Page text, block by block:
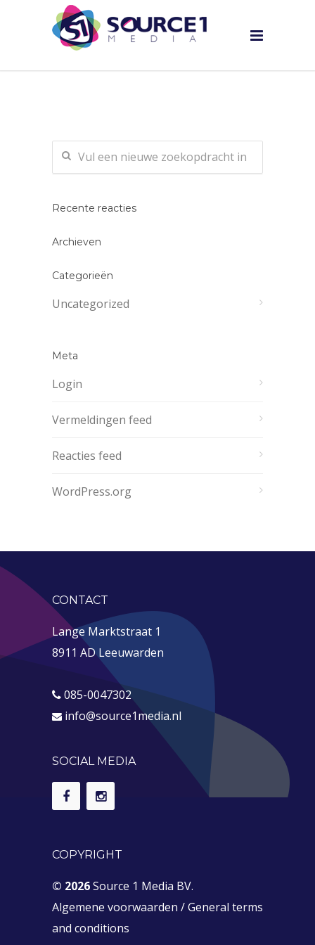
Recente reacties
Archieven
Categorieën
Uncategorized
Meta
Login
Vermeldingen feed
Reacties feed
WordPress.org
CONTACT
Lange Marktstraat 1
8911 AD Leeuwarden
085-0047302
info@source1media.nl
SOCIAL MEDIA
COPYRIGHT
© 2026Source 1 Media BV.
Algemene voorwaarden /General terms
and conditions